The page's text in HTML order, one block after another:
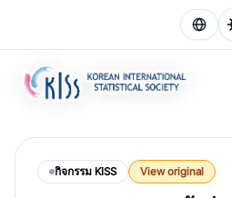
กิจกรรม KISS View original